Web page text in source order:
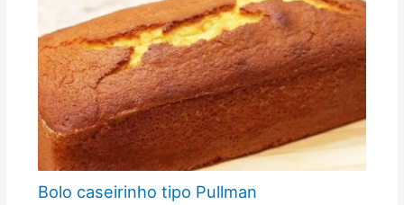
Bolo caseirinho tipo Pullman